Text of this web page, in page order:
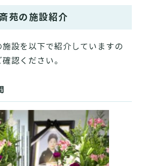
苑の施設紹介
設を以下で紹介していますの
認ください。